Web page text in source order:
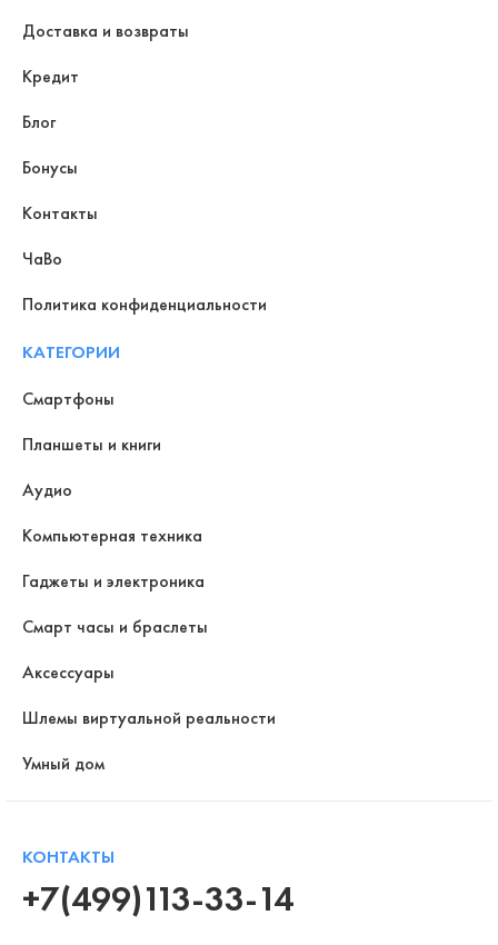
Доставка и возвраты
Кредит
Блог
Бонусы
Контакты
ЧаВо
Политика конфиденциальности
КАТЕГОРИИ
Смартфоны
Планшеты и книги
Аудио
Компьютерная техника
Гаджеты и электроника
Смарт часы и браслеты
Аксессуары
Шлемы виртуальной реальности
Умный дом
КОНТАКТЫ
+7(499)113-33-14